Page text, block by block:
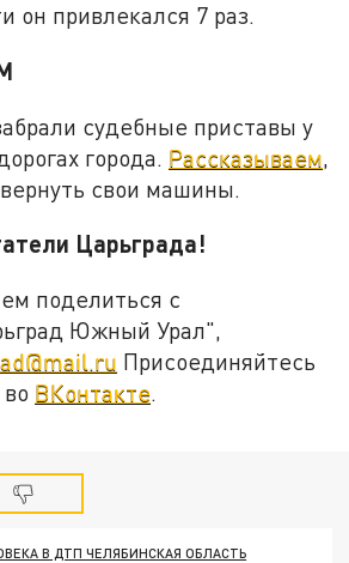
он привлекался 7 раз.
судебные приставы у
города. Рассказываем
свои машины.
Царьграда!
поделиться с
Южный Урал",
Присоединяйтесь
ВКонтакте.
В ДТП ЧЕЛЯБИНСКАЯ ОБЛАСТЬ